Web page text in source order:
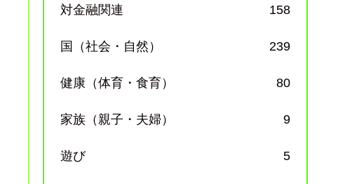
対金融関連 158
国（社会・自然） 239
健康（体育・食育） 80
家族（親子・夫婦） 9
遊び 5